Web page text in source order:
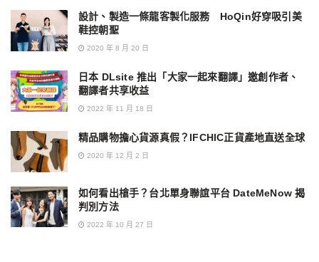
設計、製造一條龍客製化服務 HoQin好穿吸引美
鞋控朝聖
2020 年 8 月 20 日
日本 DLsite 推出「大家一起來翻譯」邀創作者、
翻譯者共享收益
2022 年 11 月 18 日
精品購物擔心貨源真假？IFCHIC正貨產地直送全球
2020 年 12 月 2 日
如何看出槍手？台北單身聯誼平台 DateMeNow 揭
判別方法
2022 年 10 月 27 日